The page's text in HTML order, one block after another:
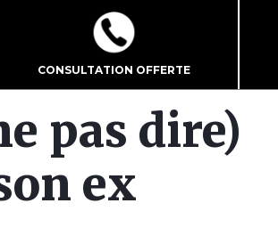
CONSULTATION OFFERTE
pas dire)
ex